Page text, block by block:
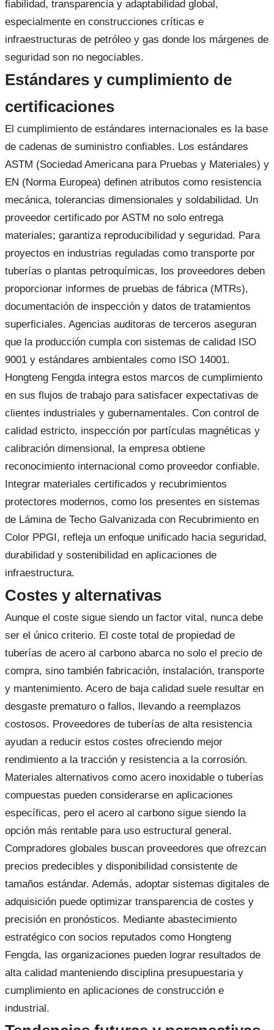
fiabilidad, transparencia y adaptabilidad global,
especialmente en construcciones críticas e
infraestructuras de petróleo y gas donde los márgenes de
seguridad son no negociables.
Estándares y cumplimiento de
certificaciones
El cumplimiento de estándares internacionales es la base
de cadenas de suministro confiables. Los estándares
ASTM (Sociedad Americana para Pruebas y Materiales) y
EN (Norma Europea) definen atributos como resistencia
mecánica, tolerancias dimensionales y soldabilidad. Un
proveedor certificado por ASTM no solo entrega
materiales; garantiza reproducibilidad y seguridad. Para
proyectos en industrias reguladas como transporte por
tuberías o plantas petroquímicas, los proveedores deben
proporcionar informes de pruebas de fábrica (MTRs),
documentación de inspección y datos de tratamientos
superficiales. Agencias auditoras de terceros aseguran
que la producción cumpla con sistemas de calidad ISO
9001 y estándares ambientales como ISO 14001.
Hongteng Fengda integra estos marcos de cumplimiento
en sus flujos de trabajo para satisfacer expectativas de
clientes industriales y gubernamentales. Con control de
calidad estricto, inspección por partículas magnéticas y
calibración dimensional, la empresa obtiene
reconocimiento internacional como proveedor confiable.
Integrar materiales certificados y recubrimientos
protectores modernos, como los presentes en sistemas
de Lámina de Techo Galvanizada con Recubrimiento en
Color PPGI, refleja un enfoque unificado hacia seguridad,
durabilidad y sostenibilidad en aplicaciones de
infraestructura.
Costes y alternativas
Aunque el coste sigue siendo un factor vital, nunca debe
ser el único criterio. El coste total de propiedad de
tuberías de acero al carbono abarca no solo el precio de
compra, sino también fabricación, instalación, transporte
y mantenimiento. Acero de baja calidad suele resultar en
desgaste prematuro o fallos, llevando a reemplazos
costosos. Proveedores de tuberías de alta resistencia
ayudan a reducir estos costes ofreciendo mejor
rendimiento a la tracción y resistencia a la corrosión.
Materiales alternativos como acero inoxidable o tuberías
compuestas pueden considerarse en aplicaciones
específicas, pero el acero al carbono sigue siendo la
opción más rentable para uso estructural general.
Compradores globales buscan proveedores que ofrezcan
precios predecibles y disponibilidad consistente de
tamaños estándar. Además, adoptar sistemas digitales de
adquisición puede optimizar transparencia de costes y
precisión en pronósticos. Mediante abastecimiento
estratégico con socios reputados como Hongteng
Fengda, las organizaciones pueden lograr resultados de
alta calidad manteniendo disciplina presupuestaria y
cumplimiento en aplicaciones de construcción e
industrial.